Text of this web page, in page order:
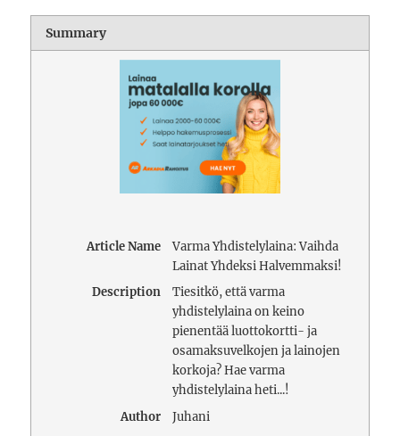
Summary
Article Name
Varma Yhdistelylaina: Vaihda
Lainat Yhdeksi Halvemmaksi!
Description
Tiesitkö, että varma
yhdistelylaina on keino
pienentää luottokortti- ja
osamaksuvelkojen ja lainojen
korkoja? Hae varma
yhdistelylaina heti...!
Author
Juhani